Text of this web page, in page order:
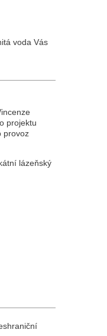
voda Vás
projektu
provoz
lázeňský